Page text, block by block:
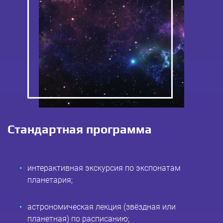
Стандартная программа
интерактивная экскурсия по экспонатам
планетария;
астрономическая лекция (звёздная или
планетная) по расписанию;